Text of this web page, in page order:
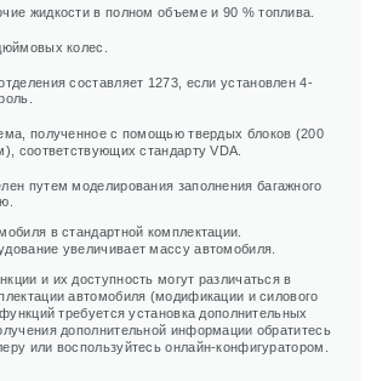
жидкости в полном объеме и 90 % топлива.
колес.
составляет 1273, если установлен 4-
полученное с помощью твердых блоков (200
соответствующих стандарту VDA.
путем моделирования заполнения багажного
в стандартной комплектации.
увеличивает массу автомобиля.
и их доступность могут различаться в
автомобиля (модификации и силового
требуется установка дополнительных
дополнительной информации обратитесь
или воспользуйтесь онлайн-конфигуратором.